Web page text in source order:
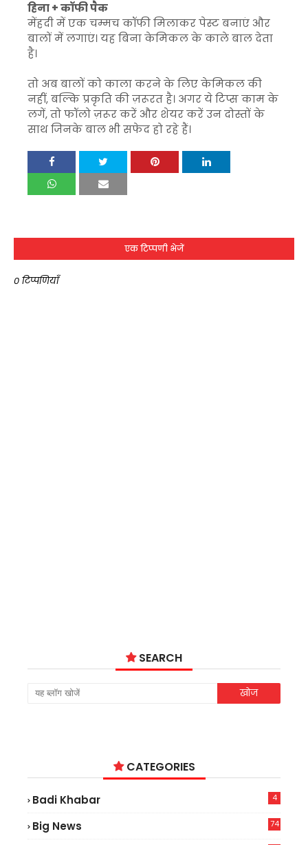
हिना + कॉफी पैक
मेंहदी में एक चम्मच कॉफी मिलाकर पेस्ट बनाएं और
बालों में लगाएं। यह बिना केमिकल के काले बाल देता
है।
तो अब बालों को काला करने के लिए केमिकल की
नहीं, बल्कि प्रकृति की ज़रूरत है। अगर ये टिप्स काम के
लगें, तो फॉलो ज़रूर करें और शेयर करें उन दोस्तों के
साथ जिनके बाल भी सफेद हो रहे हैं।
एक टिप्पणी भेजें
0 टिप्पणियाँ
SEARCH
CATEGORIES
Badi Khabar 4
Big News
74